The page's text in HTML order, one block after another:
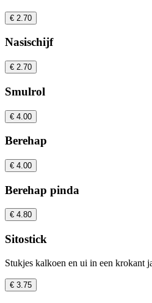
€ 2.70
Nasischijf
€ 2.70
Smulrol
€ 4.00
Berehap
€ 4.00
Berehap pinda
€ 4.80
Sitostick
Stukjes kalkoen en ui in een krokant
€ 3.75